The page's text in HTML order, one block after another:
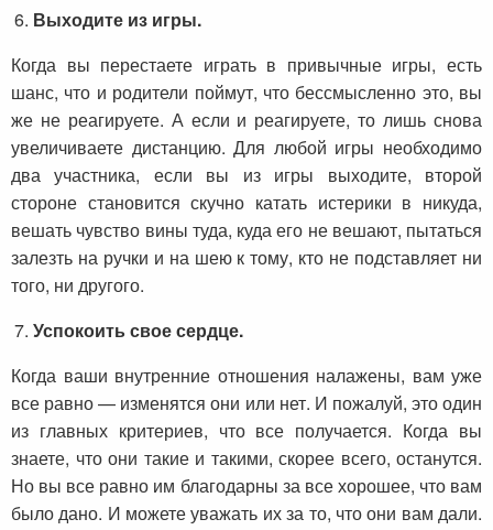
Выходите из игры.
Когда вы перестаете играть в привычные игры, есть
шанс, что и родители поймут, что бессмысленно это, вы
же не реагируете. А если и реагируете, то лишь снова
увеличиваете дистанцию. Для любой игры необходимо
два участника, если вы из игры выходите, второй
стороне становится скучно катать истерики в никуда,
вешать чувство вины туда, куда его не вешают, пытаться
залезть на ручки и на шею к тому, кто не подставляет ни
того, ни другого.
Успокоить свое сердце.
Когда ваши внутренние отношения налажены, вам уже
все равно — изменятся они или нет. И пожалуй, это один
из главных критериев, что все получается. Когда вы
знаете, что они такие и такими, скорее всего, останутся.
Но вы все равно им благодарны за все хорошее, что вам
было дано. И можете уважать их за то, что они вам дали.